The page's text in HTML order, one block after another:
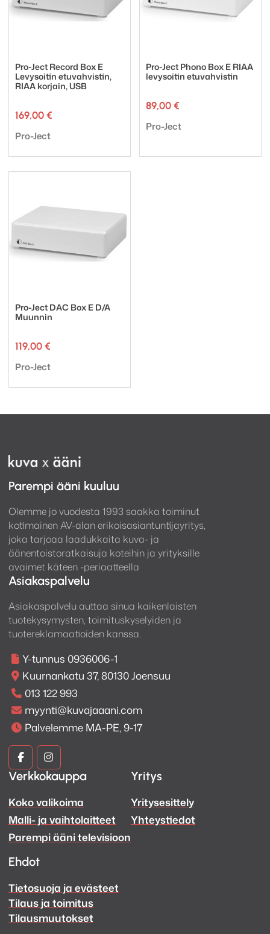
Pro-Ject Record Box E
Levysoitin etuvahvistin,
RIAA korjain, USB
169,00 €
Tuotemerkki:
Pro-Ject
Pro-Ject Phono Box E RIAA
levysoitin etuvahvistin
89,00 €
Tuotemerkki:
Pro-Ject
Pro-Ject DAC Box E D/A
Muunnin
119,00 €
Tuotemerkki:
Pro-Ject
Parempi ääni kuuluu
Olemme jo vuodesta 1993 saakka toiminut
kotimainen AV-alan erikoisasiantuntijayritys,
joka tarjoaa laadukkaita kuva- ja
äänentoistoratkaisuja koteihin ja yrityksille
avaimet käteen -periaatteella
Asiakaspalvelu
Asiakaspalvelu auttaa sinua kaikenlaisten
tuotekysymysten, toimituskyselyiden ja
tuotereklamaatioiden kanssa.
Y-tunnus 0936006-1
Kuurnankatu 37, 80130 Joensuu
013 122 993
myynti@kuvajaaani.com
Palvelemme MA-PE, 9-17
Kuva
ja
Ääni
Facebook
Kuva
ja
Ääni
Instagram
Verkkokauppa
Koko valikoima
Malli- ja vaihtolaitteet
Parempi ääni televisioon
Yritys
Yritysesittely
Yhteystiedot
Ehdot
Tietosuoja ja evästeet
Tilaus ja toimitus
Tilausmuutokset